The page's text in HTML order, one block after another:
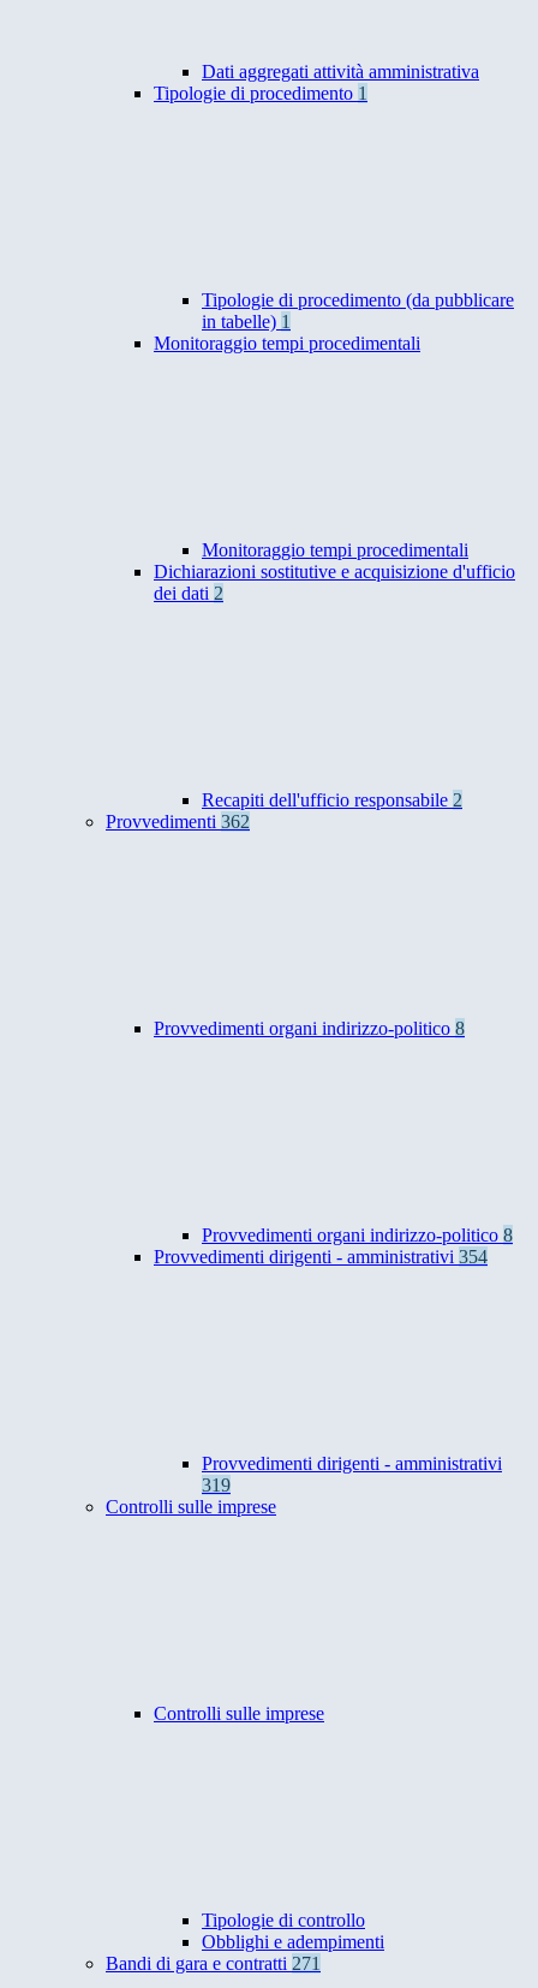
Dati aggregati attività amministrativa
Tipologie di procedimento 1
Tipologie di procedimento (da pubblicare
in tabelle) 1
Monitoraggio tempi procedimentali
Monitoraggio tempi procedimentali
Dichiarazioni sostitutive e acquisizione d'ufficio
dei dati 2
Recapiti dell'ufficio responsabile 2
Provvedimenti 362
Provvedimenti organi indirizzo-politico 8
Provvedimenti organi indirizzo-politico 8
Provvedimenti dirigenti - amministrativi 354
Provvedimenti dirigenti - amministrativi
319
Controlli sulle imprese
Controlli sulle imprese
Tipologie di controllo
Obblighi e adempimenti
Bandi di gara e contratti 271